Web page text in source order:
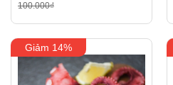
100.000₫
Giảm 14%